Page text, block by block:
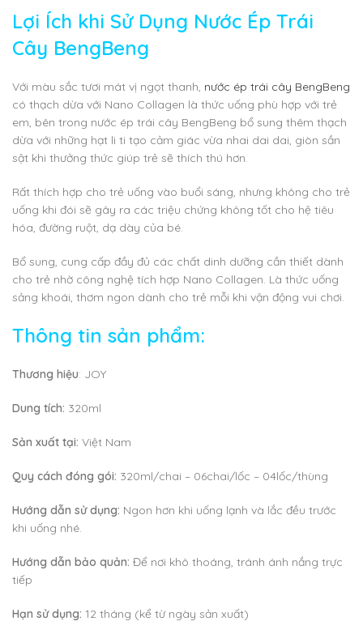
Lợi Ích khi Sử Dụng Nước Ép Trái
Cây BengBeng
Với màu sắc tươi mát vị ngọt thanh, nước ép trái cây BengBeng
có thạch dừa với Nano Collagen là thức uống phù hợp với trẻ
em, bên trong nước ép trái cây BengBeng bổ sung thêm thạch
dừa với những hạt li ti tạo cảm giác vừa nhai dai dai, giòn sần
sật khi thưởng thức giúp trẻ sẽ thích thú hơn.
Rất thích hợp cho trẻ uống vào buổi sáng, nhưng không cho trẻ
uống khi đói sẽ gây ra các triệu chứng không tốt cho hệ tiêu
hóa, đường ruột, dạ dày của bé.
Bổ sung, cung cấp đầy đủ các chất dinh dưỡng cần thiết dành
cho trẻ nhờ công nghệ tích hợp Nano Collagen. Là thức uống
sảng khoái, thơm ngon dành cho trẻ mỗi khi vận động vui chơi.
Thông tin sản phẩm:
Thương hiệu: JOY
Dung tích: 320ml
Sản xuất tại: Việt Nam
Quy cách đóng gói: 320ml/chai – 06chai/lốc – 04lốc/thùng
Hướng dẫn sử dụng: Ngon hơn khi uống lạnh và lắc đều trước
khi uống nhé.
Hướng dẫn bảo quản: Để nơi khô thoáng, tránh ánh nắng trực
tiếp
Hạn sử dụng: 12 tháng (kể từ ngày sản xuất)